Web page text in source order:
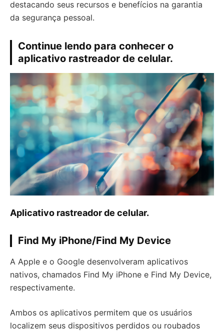
destacando seus recursos e benefícios na garantia
da segurança pessoal.
Continue lendo para conhecer o
aplicativo rastreador de celular.
Aplicativo rastreador de celular.
Find My iPhone/Find My Device
A Apple e o Google desenvolveram aplicativos
nativos, chamados Find My iPhone e Find My Device,
respectivamente.
Ambos os aplicativos permitem que os usuários
localizem seus dispositivos perdidos ou roubados